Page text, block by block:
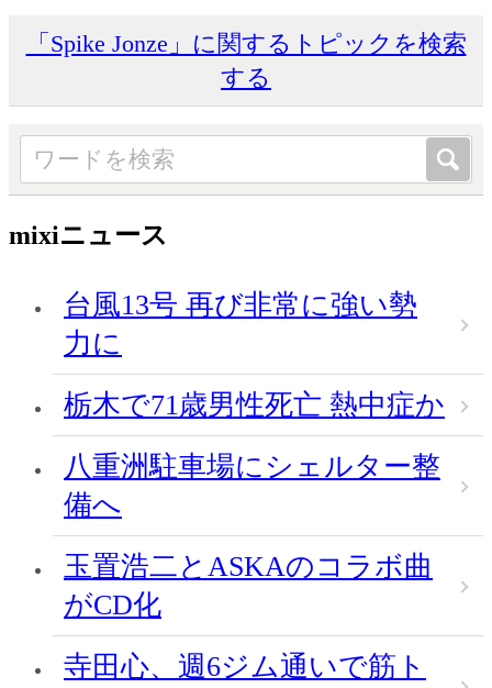
「Spike Jonze」に関するトピックを検索
する
mixiニュース
台風13号 再び非常に強い勢
力に
栃木で71歳男性死亡 熱中症か
八重洲駐車場にシェルター整
備へ
玉置浩二とASKAのコラボ曲
がCD化
寺田心、週6ジム通いで筋ト